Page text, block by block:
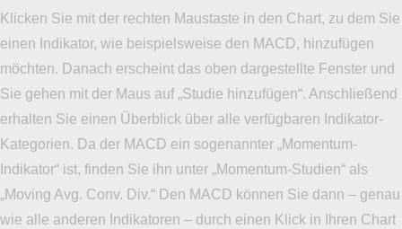
Klicken Sie mit der rechten Maustaste in den Chart, zu dem Sie
einen Indikator, wie beispielsweise den MACD, hinzufügen
möchten. Danach erscheint das oben dargestellte Fenster und
Sie gehen mit der Maus auf „Studie hinzufügen“. Anschließend
erhalten Sie einen Überblick über alle verfügbaren Indikator-
Kategorien. Da der MACD ein sogenannter „Momentum-
Indikator“ ist, finden Sie ihn unter „Momentum-Studien“ als
„Moving Avg. Conv. Div.“ Den MACD können Sie dann – genau
wie alle anderen Indikatoren – durch einen Klick in Ihren Chart